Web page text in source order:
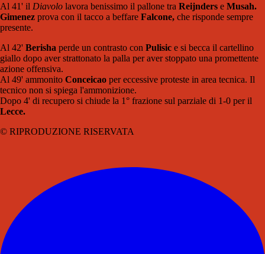
Al 41' il Diavolo lavora benissimo il pallone tra Reijnders e Musah.
Gimenez prova con il tacco a beffare Falcone, che risponde sempre
presente.
Al 42' Berisha perde un contrasto con Pulisic e si becca il cartellino
giallo dopo aver strattonato la palla per aver stoppato una promettente
azione offensiva.
Al 49' ammonito Conceicao per eccessive proteste in area tecnica. Il
tecnico non si spiega l'ammonizione.
Dopo 4' di recupero si chiude la 1° frazione sul parziale di 1-0 per il
Lecce.
© RIPRODUZIONE RISERVATA